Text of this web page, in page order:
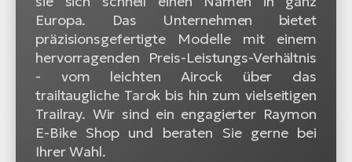
Europa. Das Unternehmen bietet
präzisionsgefertigte Modelle mit einem
hervorragenden Preis-Leistungs-Verhältnis
- vom leichten Airock über das
trailtaugliche Tarok bis hin zum vielseitigen
Trailray. Wir sind ein engagierter Raymon
E-Bike Shop und beraten Sie gerne bei
Ihrer Wahl.